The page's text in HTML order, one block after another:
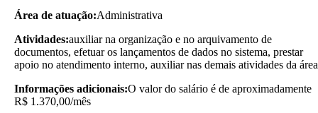
Área de atuação:Administrativa
Atividades:auxiliar na organização e no arquivamento de
documentos, efetuar os lançamentos de dados no sistema, prestar
apoio no atendimento interno, auxiliar nas demais atividades da área
Informações adicionais:O valor do salário é de aproximadamente
R$ 1.370,00/mês